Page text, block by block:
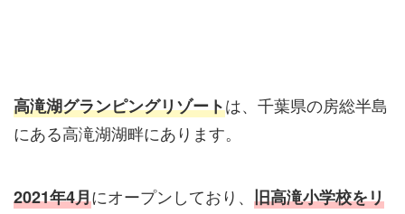
高滝湖グランピングリゾートは、千葉県の房総半島
にある高滝湖湖畔にあります。
2021年4月にオープンしており、 旧高滝小学校をリ